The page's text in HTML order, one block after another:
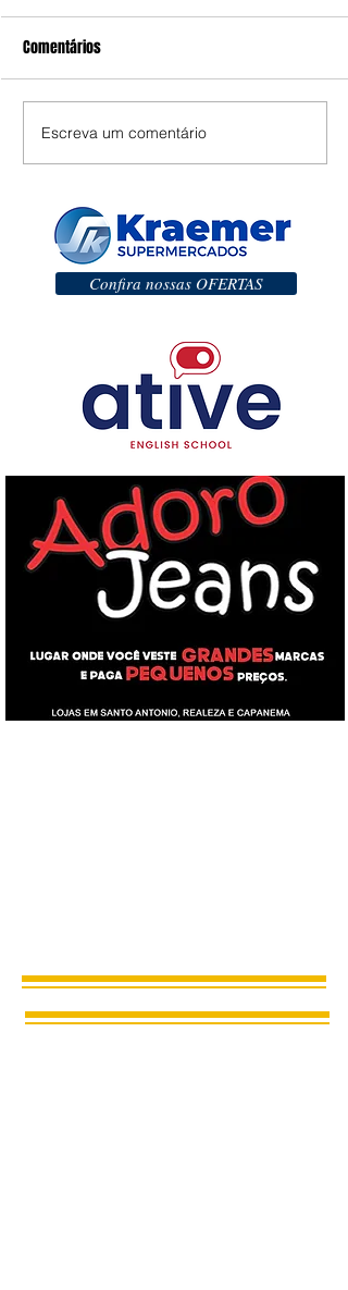
Comentários
Escreva um comentário
Confira nossas OFERTAS